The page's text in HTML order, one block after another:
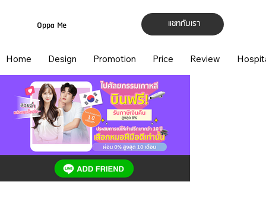
แชทกับเรา
Oppa Me
Home Design Promotion Price Review